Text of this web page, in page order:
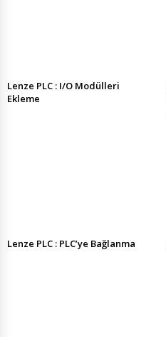
Lenze PLC : I/O Modülleri
Ekleme
Lenze PLC : PLC’ye Bağlanma